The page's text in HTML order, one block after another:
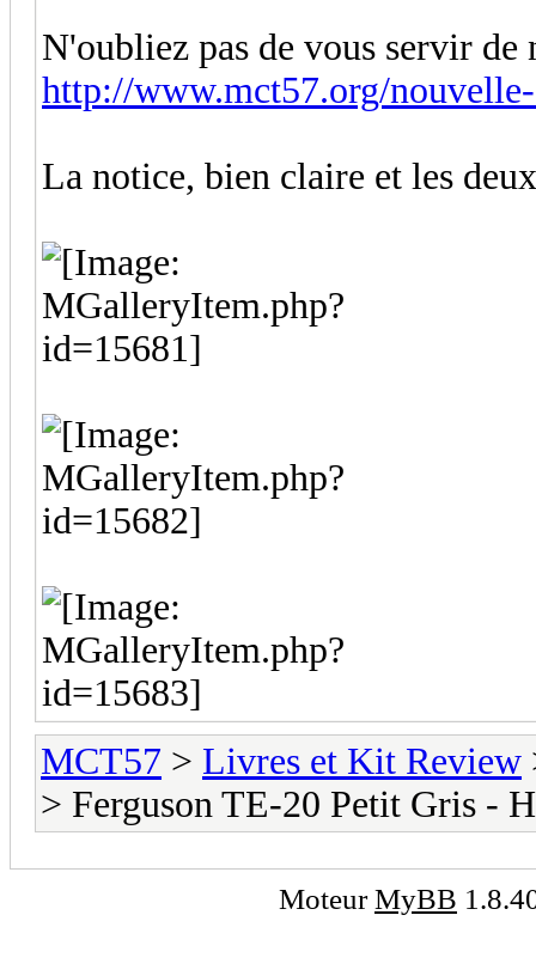
N'oubliez pas de vous servir
http://www.mct57.org/
La notice, bien claire et les
MCT57 > Livres et Kit Review
> Ferguson TE-20 Petit Gris -
MoteurMyBB